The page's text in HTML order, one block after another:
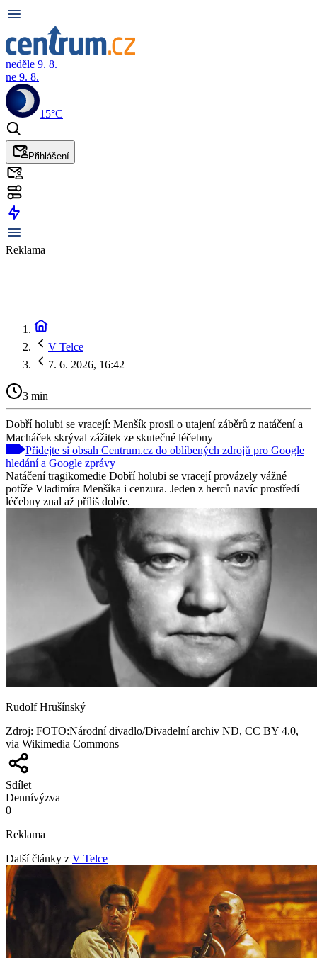
neděle 9. 8.
ne 9. 8.
15°C
Přihlášení
Reklama
V Telce
7. 6. 2026, 16:42
3 min
Dobří holubi se vracejí: Menšík prosil o utajení záběrů z natáčení a
Macháček skrýval zážitek ze skutečné léčebny
Přidejte si obsah Centrum.cz do oblíbených zdrojů pro Google
hledání a Google zprávy
Natáčení tragikomedie Dobří holubi se vracejí provázely vážné
potíže Vladimíra Menšíka i cenzura. Jeden z herců navíc prostředí
léčebny znal až příliš dobře.
Rudolf Hrušínský
Zdroj: FOTO:Národní divadlo/Divadelní archiv ND, CC BY 4.0,
via Wikimedia Commons
Sdílet
Dennívýzva
0
Reklama
Další články z V Telce